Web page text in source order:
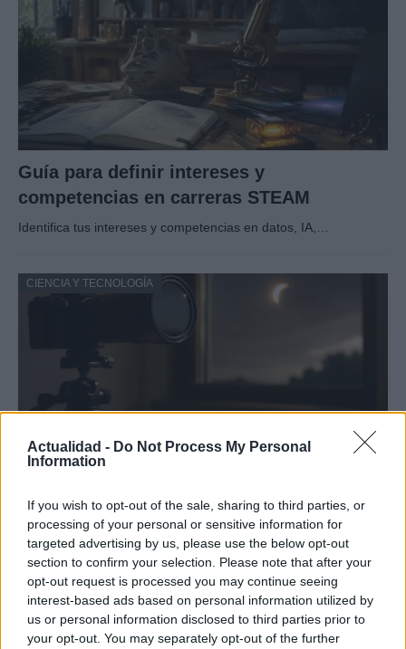
Actualidad - Do Not Process My Personal
Information
If you wish to opt-out of the sale, sharing to third parties, or
processing of your personal or sensitive information for
targeted advertising by us, please use the below opt-out
section to confirm your selection. Please note that after your
opt-out request is processed you may continue seeing
interest-based ads based on personal information utilized by
us or personal information disclosed to third parties prior to
your opt-out. You may separately opt-out of the further
Guía para definir intereses y
competencias en carreras STEAM
Identifica tus intereses y competencias en datos, IA,…
CIENCIA Y TECNOLOGÍA
Protocolos de seguridad ocular y
consejos para fotografiar eclipses solares
Un eclipse solar es un espectáculo natural que…
CIENCIA Y TECNOLOGÍA